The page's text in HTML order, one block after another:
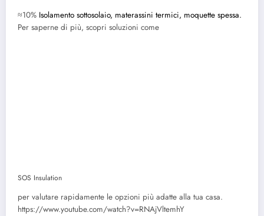
≈10% Isolamento sottosolaio, materassini termici, moquette spessa.
Per saperne di più, scopri soluzioni come
SOS Insulation
per valutare rapidamente le opzioni più adatte alla tua casa.
https://www.youtube.com/watch?v=RNAjVltemhY